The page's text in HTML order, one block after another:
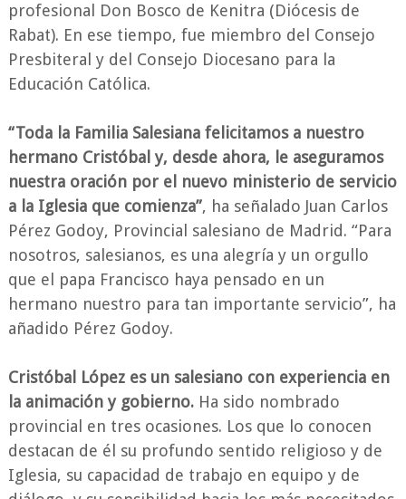
profesional Don Bosco de Kenitra (Diócesis de
Rabat). En ese tiempo, fue miembro del Consejo
Presbiteral y del Consejo Diocesano para la
Educación Católica.
“Toda la Familia Salesiana felicitamos a nuestro
hermano Cristóbal y, desde ahora, le aseguramos
nuestra oración por el nuevo ministerio de servicio
a la Iglesia que comienza”, ha señalado Juan Carlos
Pérez Godoy, Provincial salesiano de Madrid. “Para
nosotros, salesianos, es una alegría y un orgullo
que el papa Francisco haya pensado en un
hermano nuestro para tan importante servicio”, ha
añadido Pérez Godoy.
Cristóbal López es un salesiano con experiencia en
la animación y gobierno. Ha sido nombrado
provincial en tres ocasiones. Los que lo conocen
destacan de él su profundo sentido religioso y de
Iglesia, su capacidad de trabajo en equipo y de